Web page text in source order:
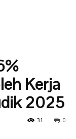
Kerja
2025
0
31